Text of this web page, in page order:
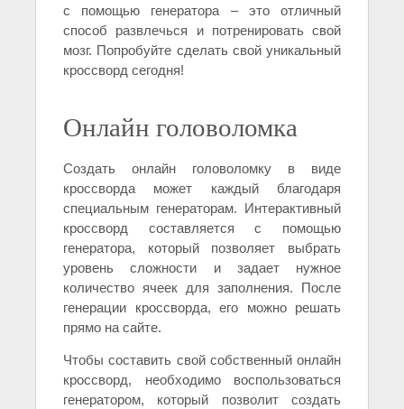
с помощью генератора – это отличный
способ развлечься и потренировать свой
мозг. Попробуйте сделать свой уникальный
кроссворд сегодня!
Онлайн головоломка
Создать онлайн головоломку в виде
кроссворда может каждый благодаря
специальным генераторам. Интерактивный
кроссворд составляется с помощью
генератора, который позволяет выбрать
уровень сложности и задает нужное
количество ячеек для заполнения. После
генерации кроссворда, его можно решать
прямо на сайте.
Чтобы составить свой собственный онлайн
кроссворд, необходимо воспользоваться
генератором, который позволит создать